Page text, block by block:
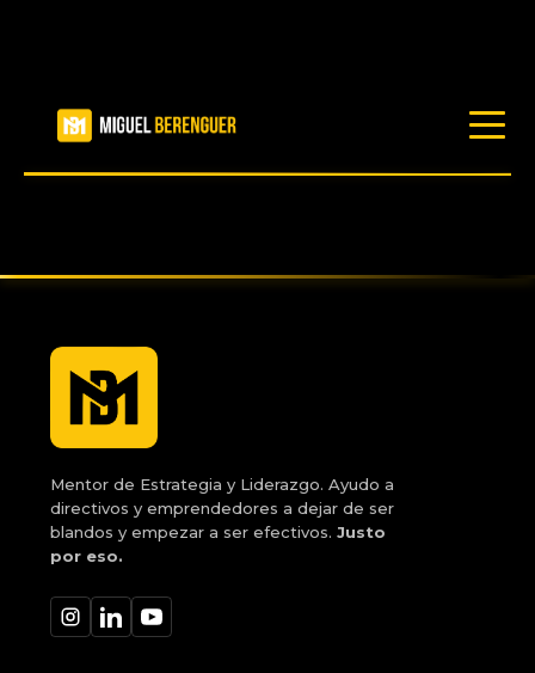
RECURSOS
BLOG
PRODUCTOS
TRABAJA CONMIGO
Mentor de Estrategia y Liderazgo. Ayudo a
directivos y emprendedores a dejar de ser
blandos y empezar a ser efectivos.Justo
por eso.